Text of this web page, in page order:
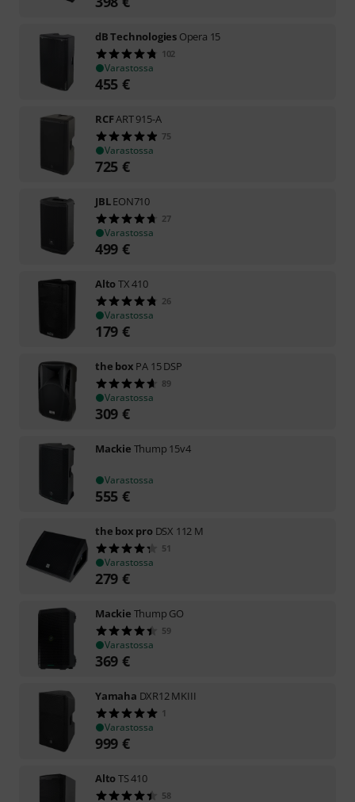
dB Technologies Opera 15
102
Varastossa
455 €
RCFART 915-A
75
Varastossa
725 €
JBLEON710
27
Varastossa
499 €
AltoTX 410
26
Varastossa
179 €
the box PA 15 DSP
89
Varastossa
309 €
Mackie Thump 15v4
Varastossa
555 €
the box pro DSX 112 M
51
Varastossa
279 €
Mackie Thump GO
59
Varastossa
369 €
Yamaha DXR12 MKIII
1
Varastossa
999 €
AltoTS 410
58